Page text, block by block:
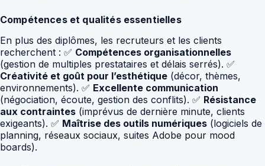
Compétences et qualités essentielles
En plus des diplômes, les recruteurs et les clients
recherchent : ✅ Compétences organisationnelles
(gestion de multiples prestataires et délais serrés). ✅
Créativité et goût pour l’esthétique (décor, thèmes,
environnements). ✅ Excellente communication
(négociation, écoute, gestion des conflits). ✅ Résistance
aux contraintes (imprévus de dernière minute, clients
exigeants). ✅ Maîtrise des outils numériques (logiciels de
planning, réseaux sociaux, suites Adobe pour mood
boards).